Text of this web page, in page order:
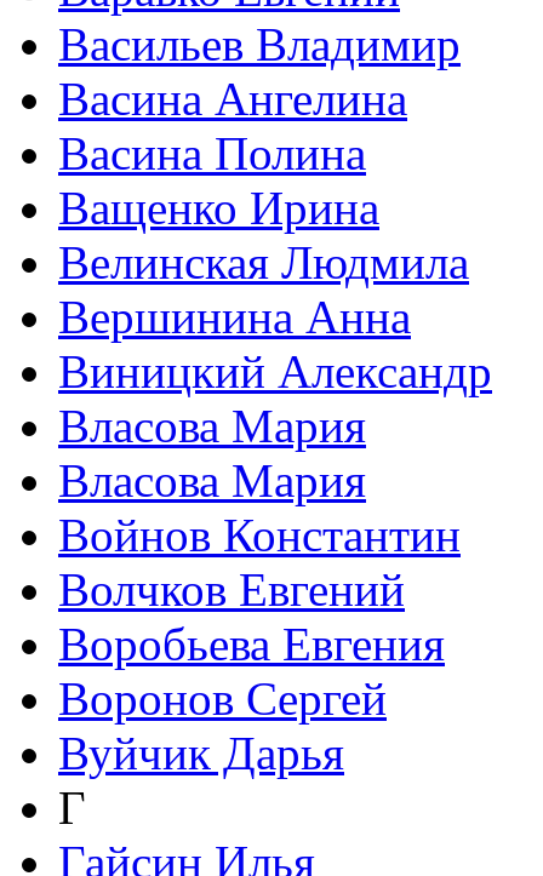
Васильев Владимир
Васина Ангелина
Васина Полина
Ващенко Ирина
Велинская Людмила
Вершинина Анна
Виницкий Александр
Власова Мария
Власова Мария
Войнов Константин
Волчков Евгений
Воробьева Евгения
Воронов Сергей
Вуйчик Дарья
Г
Гайсин Илья